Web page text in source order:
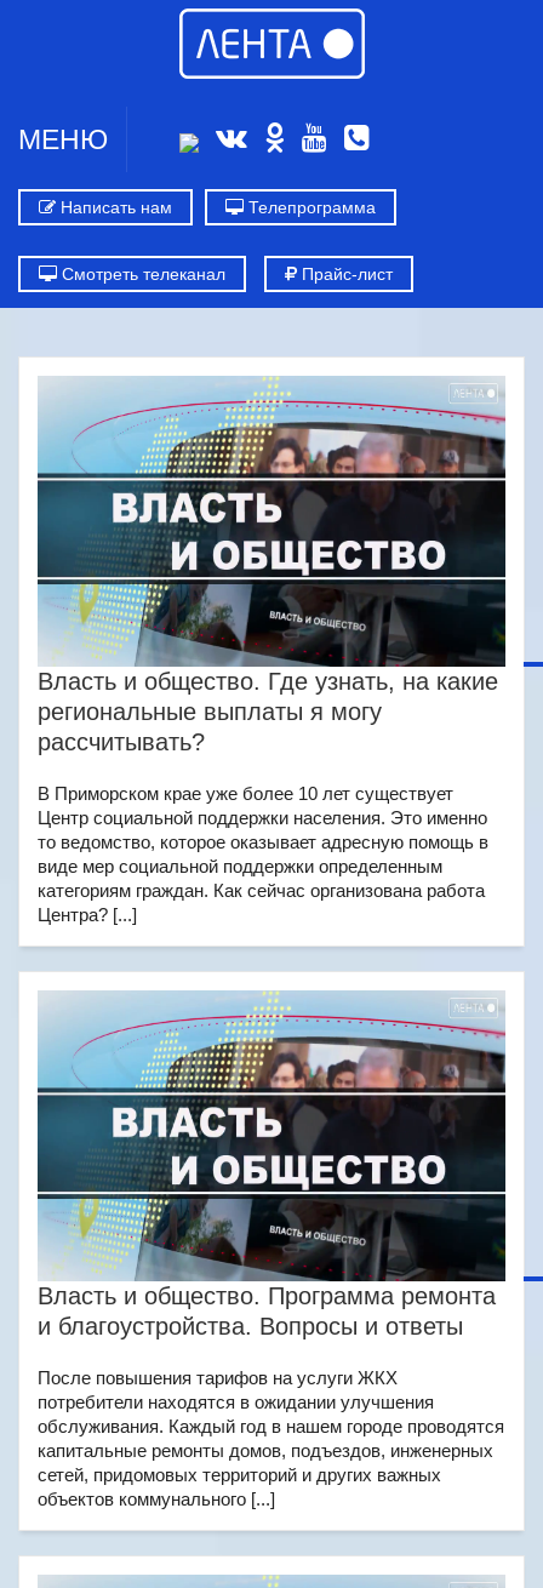
МЕНЮ
Написать нам Телепрограмма
Смотреть телеканал Прайс-лист
Власть и общество. Где узнать, на какие
региональные выплаты я могу
рассчитывать?
В Приморском крае уже более 10 лет существует
Центр социальной поддержки населения. Это именно
то ведомство, которое оказывает адресную помощь в
виде мер социальной поддержки определенным
категориям граждан. Как сейчас организована работа
Центра? [...]
Власть и общество. Программа ремонта
и благоустройства. Вопросы и ответы
После повышения тарифов на услуги ЖКХ
потребители находятся в ожидании улучшения
обслуживания. Каждый год в нашем городе проводятся
капитальные ремонты домов, подъездов, инженерных
сетей, придомовых территорий и других важных
объектов коммунального [...]